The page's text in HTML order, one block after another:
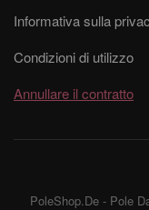
Informativa sulla
Condizioni di utilizzo
Annullare il contratto
PoleShop.De - Pole